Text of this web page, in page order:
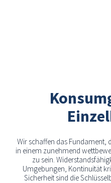
Wir schaffen das Fundament,
in einem zunehmend
zu sein.
Umgebungen, Kontinuität
Sicherheit sind die